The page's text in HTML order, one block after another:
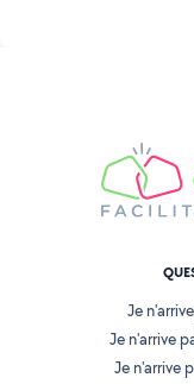
Je
Je n'arrive
Je n'arrive